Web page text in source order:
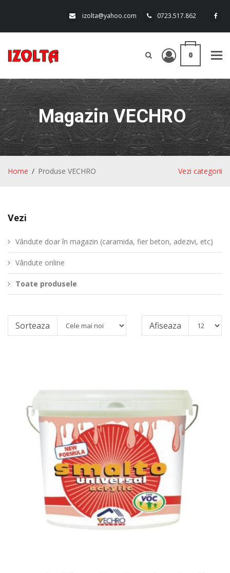
izolta@yahoo.com 0723.517.862
0
Magazin VECHRO
Vezi categorii
Home Produse VECHRO
Vezi
Vândute doar în magazin (caramida, fier beton, adezivi, etc)
Vândute online
Toate produsele
Sorteaza Afiseaza